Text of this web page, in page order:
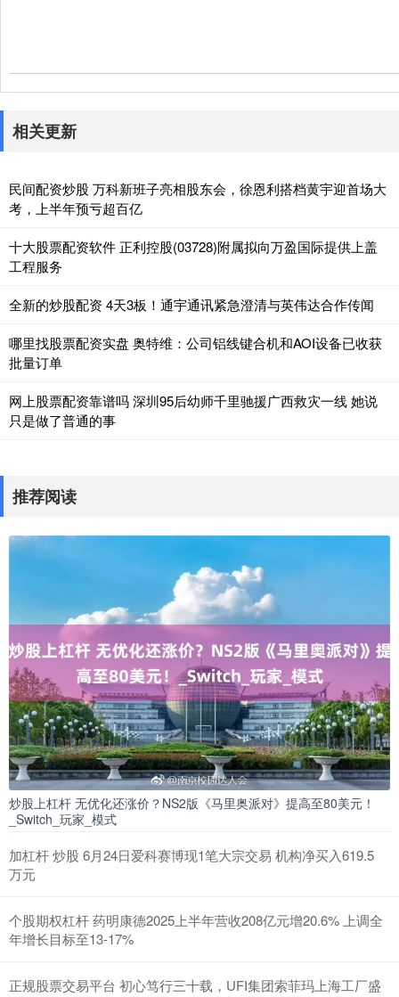
相关更新
民间配资炒股 万科新班子亮相股东会，徐恩利搭档黄宇迎首场大
考，上半年预亏超百亿
十大股票配资软件 正利控股(03728)附属拟向万盈国际提供上盖
工程服务
全新的炒股配资 4天3板！通宇通讯紧急澄清与英伟达合作传闻
哪里找股票配资实盘 奥特维：公司铝线键合机和AOI设备已收获
批量订单
网上股票配资靠谱吗 深圳95后幼师千里驰援广西救灾一线 她说
只是做了普通的事
推荐阅读
炒股上杠杆 无优化还涨价？NS2版《马里奥派对》提高至80美元！
_Switch_玩家_模式
加杠杆 炒股 6月24日爱科赛博现1笔大宗交易 机构净买入619.5
万元
个股期权杠杆 药明康德2025上半年营收208亿元增20.6% 上调全
年增长目标至13-17%
正规股票交易平台 初心笃行三十载，UFI集团索菲玛上海工厂盛